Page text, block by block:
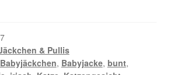
& Pullis
Babyjäckchen, Babyjacke, bunt,